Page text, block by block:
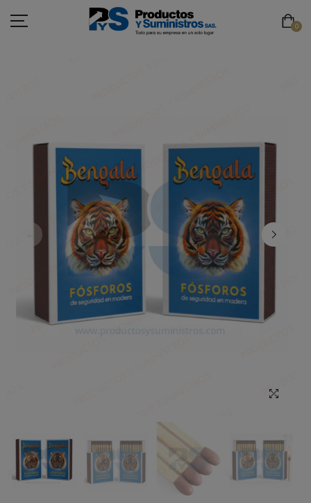
0
PAPELERÍA
CAFETERÍA
SEGURIDAD INDUSTRIAL
TECNOLOGÍA
MOBILIARIO